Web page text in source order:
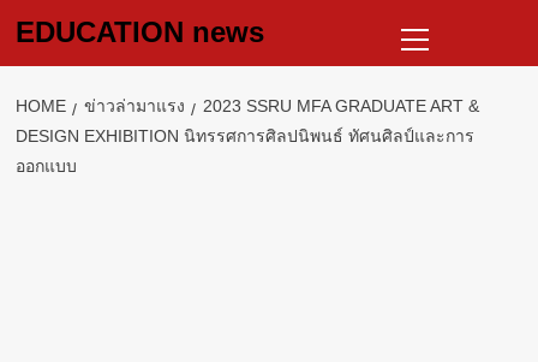
EDUCATION news
Menu
HOME ข่าวล่ามาแรง
2023 SSRU MFA GRADUATE ART &
DESIGN EXHIBITION นิทรรศการศิลปนิพนธ์ ทัศนศิลป์และการ
ออกแบบ